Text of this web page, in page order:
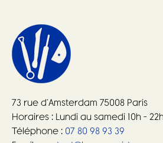
73 rue d’Amsterdam 75008 Paris
Horaires : Lundi au samedi 10h –
Téléphone : 07 80 98 93 39